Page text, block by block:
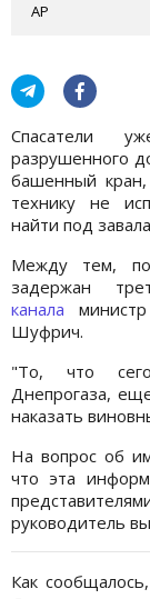
АР
Спасатели
разрушенного
башенный
технику не
найти под
Между тем,
задержан
канала
Шуфрич.
"То, что
Днепрогаза,
наказать
На вопрос об
что эта
руководитель
Как